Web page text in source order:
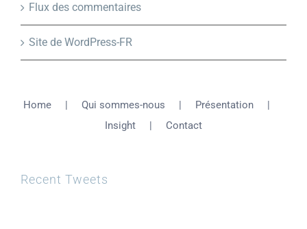
Flux des commentaires
Site de WordPress-FR
Home Qui sommes-nous
Présentation
Insight
Contact
Recent Tweets